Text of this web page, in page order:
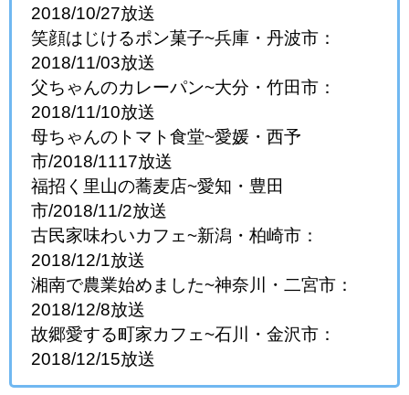
2018/10/27放送
笑顔はじけるポン菓子~兵庫・丹波市：
2018/11/03放送
父ちゃんのカレーパン~大分・竹田市：
2018/11/10放送
母ちゃんのトマト食堂~愛媛・西予
市/2018/1117放送
福招く里山の蕎麦店~愛知・豊田
市/2018/11/2放送
古民家味わいカフェ~新潟・柏崎市：
2018/12/1放送
湘南で農業始めました~神奈川・二宮市：
2018/12/8放送
故郷愛する町家カフェ~石川・金沢市：
2018/12/15放送